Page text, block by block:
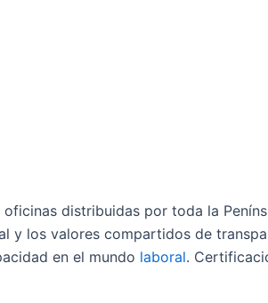
distribuidas por toda la
y los valores compartidos de
en el mundo laboral.